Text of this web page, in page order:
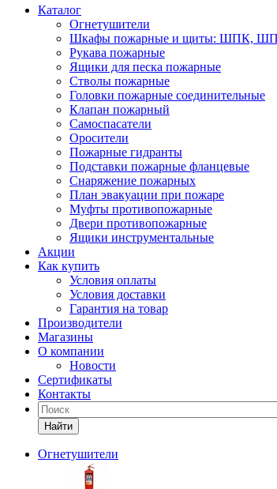
Каталог
Огнетушители
Шкафы пожарные и щиты: ШПК,
Рукава пожарные
Ящики для песка пожарные
Стволы пожарные
Головки пожарные соединительные
Клапан пожарный
Самоспасатели
Оросители
Пожарные гидранты
Подставки пожарные фланцевые
Снаряжение пожарных
План эвакуации при пожаре
Муфты противопожарные
Двери противопожарные
Ящики инструментальные
Акции
Как купить
Условия оплаты
Условия доставки
Гарантия на товар
Производители
Магазины
О компании
Новости
Сертификаты
Контакты
Найти
Огнетушители